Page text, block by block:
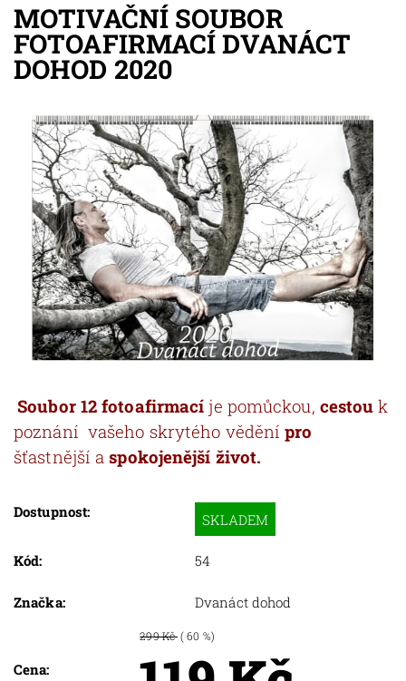
MOTIVAČNÍ SOUBOR
FOTOAFIRMACÍ DVANÁCT
DOHOD 2020
Soubor 12 fotoafirmací je pomůckou, cestou k
poznání vašeho skrytého věděnípro
šťastnější aspokojenější život.
Dostupnost: SKLADEM
Kód: 54
Značka: Dvanáct dohod
Cena:
299 Kč ( 60 %)